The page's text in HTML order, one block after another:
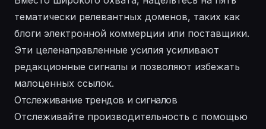
тематически релевантных доменов, таких как
блоги электронной коммерции или поставщики.
Эти целенаправленные усилия усиливают
редакционные сигналы и позволяют избежать
малоценных ссылок.
Отслеживание трендов и сигналов
Отслеживайте производительность с помощью